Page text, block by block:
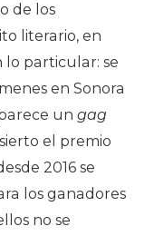
de los
literario, en
lo particular: se
en Sonora
un gag
el premio
2016 se
los ganadores
no se